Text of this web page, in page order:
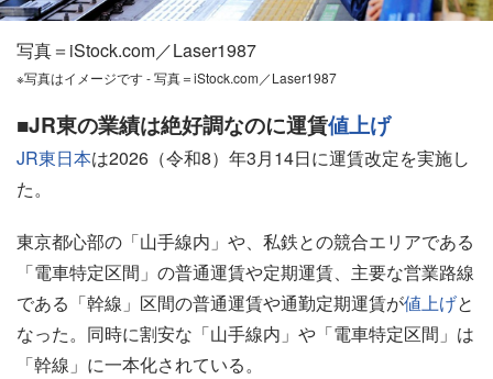
写真＝iStock.com／Laser1987
※写真はイメージです - 写真＝iStock.com／Laser1987
■JR東の業績は絶好調なのに運賃値上げ
JR東日本は2026（令和8）年3月14日に運賃改定を実施し
た。
東京都心部の「山手線内」や、私鉄との競合エリアである
「電車特定区間」の普通運賃や定期運賃、主要な営業路線
である「幹線」区間の普通運賃や通勤定期運賃が値上げと
なった。同時に割安な「山手線内」や「電車特定区間」は
「幹線」に一本化されている。